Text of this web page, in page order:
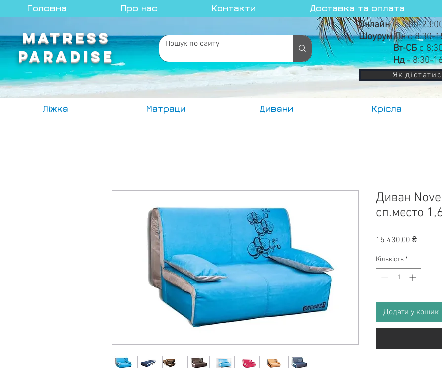
Головна Про нас Контакти Доставка та оплата
MATRESS
PARADISE
Онлайнс 8:00-
Шоурум Пнс 8:30-
Вт-СБс
Нд- 8:30-
Як
Ліжка Матраци Дивани Крісла
Диван
сп.место
15 430,00 ₴Ціна
Кількість *
Додати у кошик